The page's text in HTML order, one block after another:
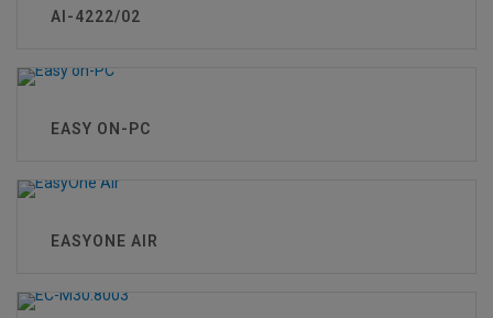
AI-4222/02
EASY ON-PC
EASYONE AIR